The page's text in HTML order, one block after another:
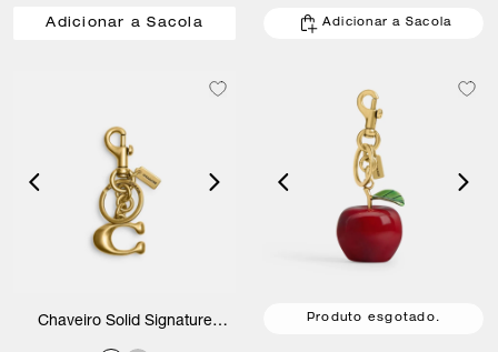
Adicionar a Sacola Adicionar a Sacola
Chaveiro Solid Signature
Produto esgotado.